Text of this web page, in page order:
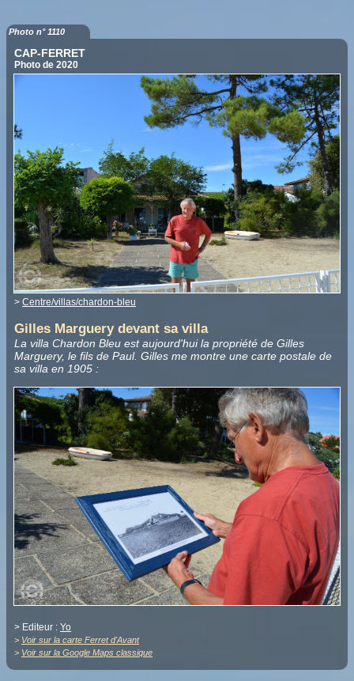
Photo n° 1110
CAP-FERRET
Photo de 2020
> Centre/villas/chardon-bleu
Gilles Marguery devant sa villa
La villa Chardon Bleu est aujourd'hui la propriété de Gilles
Marguery, le fils de Paul. Gilles me montre une carte postale de
sa villa en 1905 :
> Editeur : Yo
> Voir sur la carte Ferret d'Avant
> Voir sur la Google Maps classique